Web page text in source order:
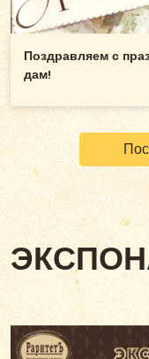
Поздравляем с
дам!